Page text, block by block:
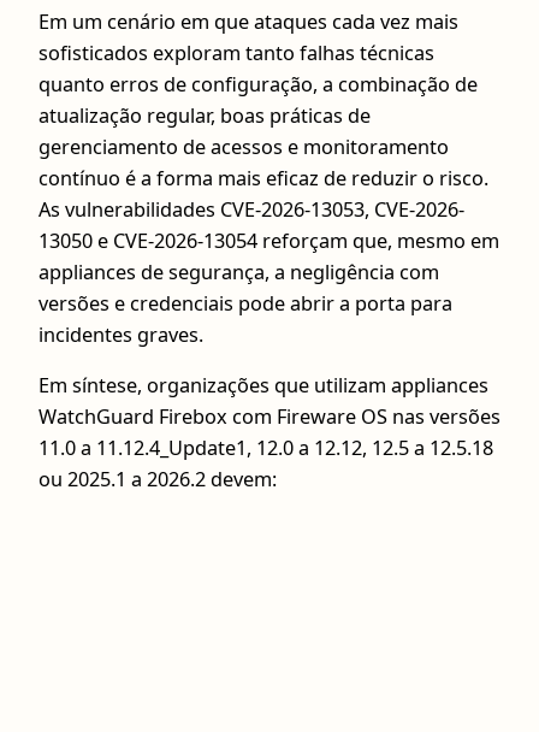
Em um cenário em que ataques cada vez mais
sofisticados exploram tanto falhas técnicas
quanto erros de configuração, a combinação de
atualização regular, boas práticas de
gerenciamento de acessos e monitoramento
contínuo é a forma mais eficaz de reduzir o risco.
As vulnerabilidades CVE-2026-13053, CVE-2026-
13050 e CVE-2026-13054 reforçam que, mesmo em
appliances de segurança, a negligência com
versões e credenciais pode abrir a porta para
incidentes graves.
Em síntese, organizações que utilizam appliances
WatchGuard Firebox com Fireware OS nas versões
11.0 a 11.12.4_Update1, 12.0 a 12.12, 12.5 a 12.5.18
ou 2025.1 a 2026.2 devem: